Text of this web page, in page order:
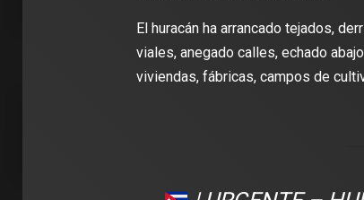
El huracán ha arrancado tejados,
viales, anegado calles, echado
viviendas, fábricas, campos de